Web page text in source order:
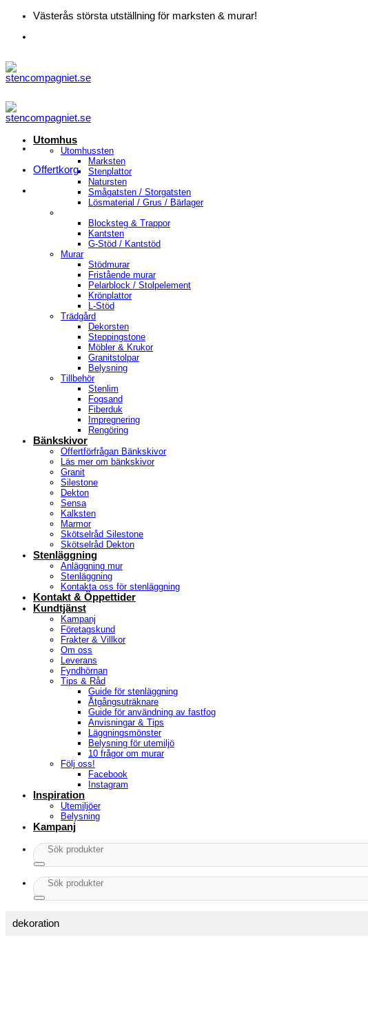
Skip
content
Västerås största utställning för marksten & murar!
Offertkorg
Utomhus
Utomhussten
Marksten
Stenplattor
Natursten
Smågatsten / Storgatsten
Lösmaterial / Grus / Bärlager
Blocksteg & Trappor
Kantsten
G-Stöd / Kantstöd
Murar
Stödmurar
Fristående murar
Pelarblock / Stolpelement
Krönplattor
L-Stöd
Trädgård
Dekorsten
Steppingstone
Möbler & Krukor
Granitstolpar
Belysning
Tillbehör
Stenlim
Fogsand
Fiberduk
Impregnering
Rengöring
Bänkskivor
Offertförfrågan Bänkskivor
Läs mer om bänkskivor
Granit
Silestone
Dekton
Sensa
Kalksten
Marmor
Skötselråd Silestone
Skötselråd Dekton
Stenläggning
Anläggning mur
Stenläggning
Kontakta oss för stenläggning
Kontakt & Öppettider
Kundtjänst
Kampanj
Företagskund
Frakter & Villkor
Om oss
Leverans
Fyndhörnan
Tips & Råd
Guide för stenläggning
Åtgångsuträknare
Guide för användning av fastfog
Anvisningar & Tips
Läggningsmönster
Belysning för utemiljö
10 frågor om murar
Följ oss!
Facebook
Instagram
Inspiration
Utemiljöer
Belysning
Kampanj
Sök
efter:
Sök
efter:
dekoration